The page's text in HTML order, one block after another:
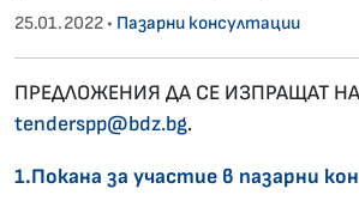
25.01.2022 • Пазарни консултации
ПРЕДЛОЖЕНИЯ ДА СЕ ИЗПРАЩАТ НА
tenderspp@bdz.bg.
1.Покана за участие в пазарни